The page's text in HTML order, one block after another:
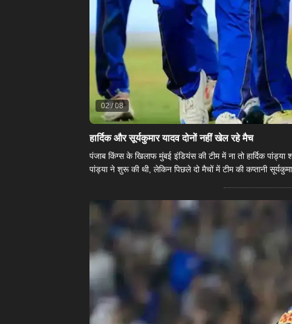
02 /08
हार्दिक और सूर्यकुमार यादव दोनों नहीं खेल रहे मैच
पंजाब किंग्स के खिलाफ मुंबई इंडियंस की टीम में ना तो हार्दिक
पांड्या ने शुरू की थी, लेकिन पिछले दो मैचों में टीम की कप्तानी